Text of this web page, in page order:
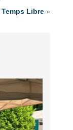
Libre »